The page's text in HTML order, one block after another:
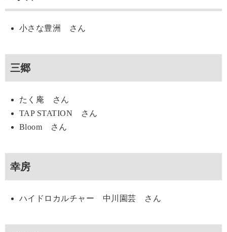
小さな豊洲 さん
三郷
たく庵 さん
TAP STATION さん
Bloom さん
幸房
ハイドロカルチャー 中川園芸 さん